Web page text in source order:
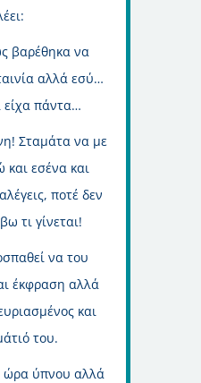
βαρέθηκα να
αλλά εσύ…
είχα πάντα…
Σταμάτα να με
και εσένα και
ποτέ δεν
τι γίνεται!
να του
έκφραση αλλά
και
του.
ώρα ύπνου αλλά